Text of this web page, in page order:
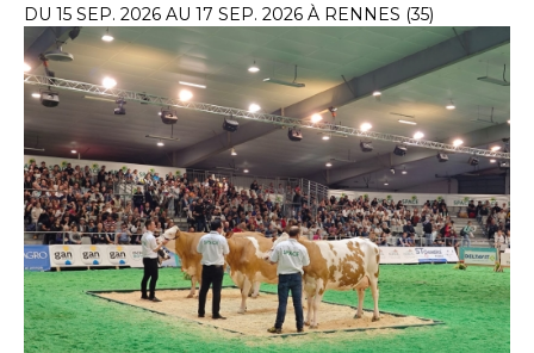
DU 15 SEP. 2026 AU 17 SEP. 2026 À RENNES (35)